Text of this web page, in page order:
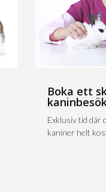
Boka ett
Exklusiv tid där
kaniner helt